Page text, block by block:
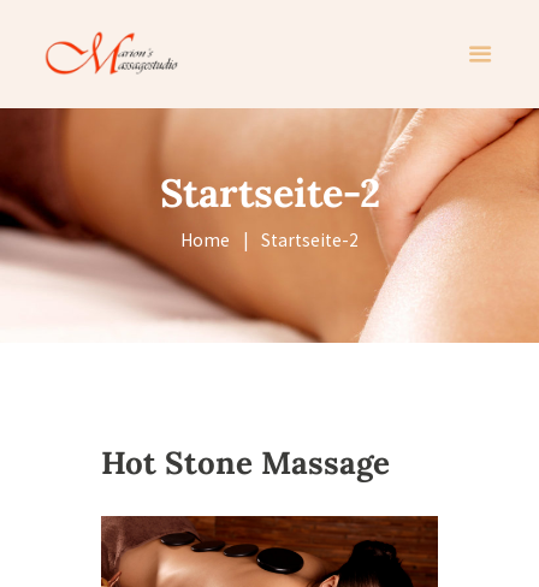
Startseite-2
Home Startseite-2
Hot Stone Massage